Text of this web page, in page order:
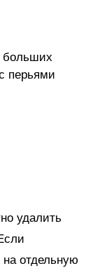
больших
перьями
удалить
на отдельную